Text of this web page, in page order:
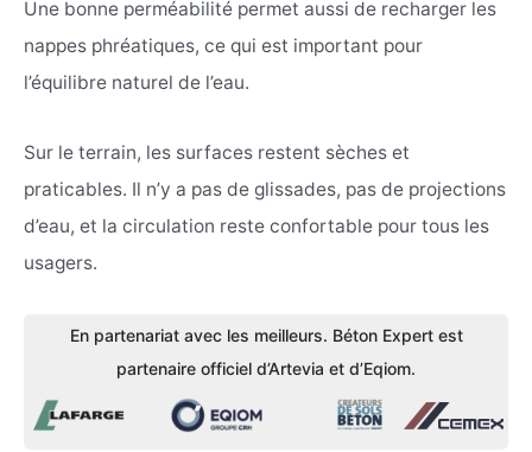
Une bonne perméabilité permet aussi de recharger les
nappes phréatiques, ce qui est important pour
l’équilibre naturel de l’eau.
Sur le terrain, les surfaces restent sèches et
praticables. Il n’y a pas de glissades, pas de projections
d’eau, et la circulation reste confortable pour tous les
usagers.
En partenariat avec les meilleurs. Béton Expert est
partenaire officiel d’Artevia et d’Eqiom.